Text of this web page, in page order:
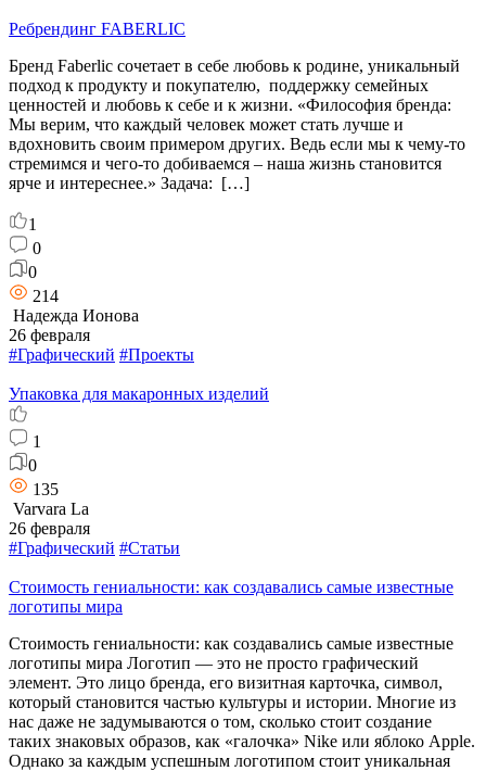
Ребрендинг FABERLIC
Бренд Faberlic сочетает в себе любовь к родине, уникальный
подход к продукту и покупателю, поддержку семейных
ценностей и любовь к себе и к жизни. «Философия бренда:
Мы верим, что каждый человек может стать лучше и
вдохновить своим примером других. Ведь если мы к чему-то
стремимся и чего-то добиваемся – наша жизнь становится
ярче и интереснее.» Задача: […]
1
0
0
214
Надежда Ионова
26 февраля
#Графический #Проекты
Упаковка для макаронных изделий
1
0
135
Varvara La
26 февраля
#Графический #Статьи
Стоимость гениальности: как создавались самые известные
логотипы мира
Стоимость гениальности: как создавались самые известные
логотипы мира Логотип — это не просто графический
элемент. Это лицо бренда, его визитная карточка, символ,
который становится частью культуры и истории. Многие из
нас даже не задумываются о том, сколько стоит создание
таких знаковых образов, как «галочка» Nike или яблоко Apple.
Однако за каждым успешным логотипом стоит уникальная